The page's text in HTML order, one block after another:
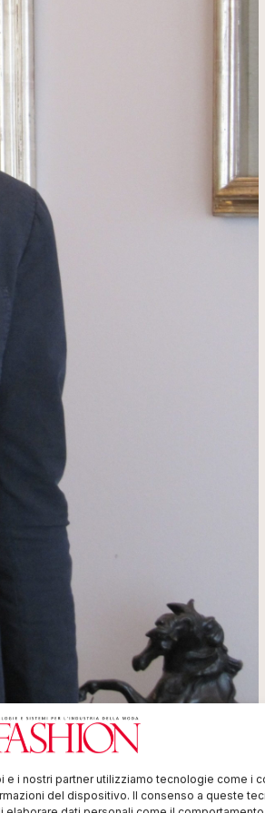
e i nostri partner utilizziamo tecnologie come i
del dispositivo. Il consenso a queste
CAD/CAM 2D
italiana a
Sgroi, nome